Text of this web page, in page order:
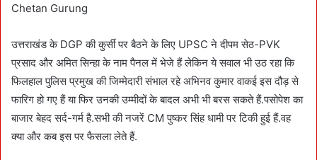
Chetan Gurung
उत्तराखंड के DGP की कुर्सी पर बैठने के लिए UPSC ने दीपम सेठ-PVK
प्रसाद और अमित सिन्हा के नाम पैनल में भेजे हैं लेकिन ये सवाल भी उठ रहा कि
फिलहाल पुलिस प्रमुख की जिम्मेदारी संभाल रहे अभिनव कुमार वाकई इस दौड़ से
फारिग हो गए हैं या फिर उनकी उम्मीदों के बादल अभी भी बरस सकते हैं.पसोपेश का
बाजार बेहद सर्द-गर्म है.सभी की नजरें CM पुष्कर सिंह धामी पर टिकी हुई हैं.वह
क्या और कब इस पर फैसला लेते हैं.